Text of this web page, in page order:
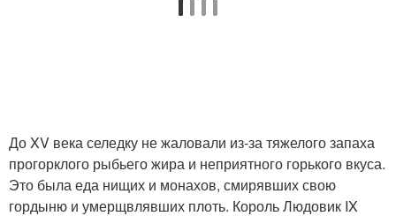
До XV века селедку не жаловали из-за тяжелого запаха
прогорклого рыбьего жира и неприятного горького вкуса.
Это была еда нищих и монахов, смирявших свою
гордыню и умерщвлявших плоть. Король Людовик IX